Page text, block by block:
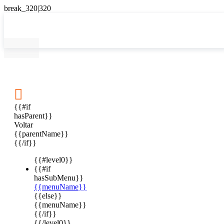

{{#if
hasParent}}
Voltar
{{parentName}}
{{/if}}
{{#level0}}
{{#if
hasSubMenu}}
{{menuName}}
{{else}}
{{menuName}}
{{/if}}